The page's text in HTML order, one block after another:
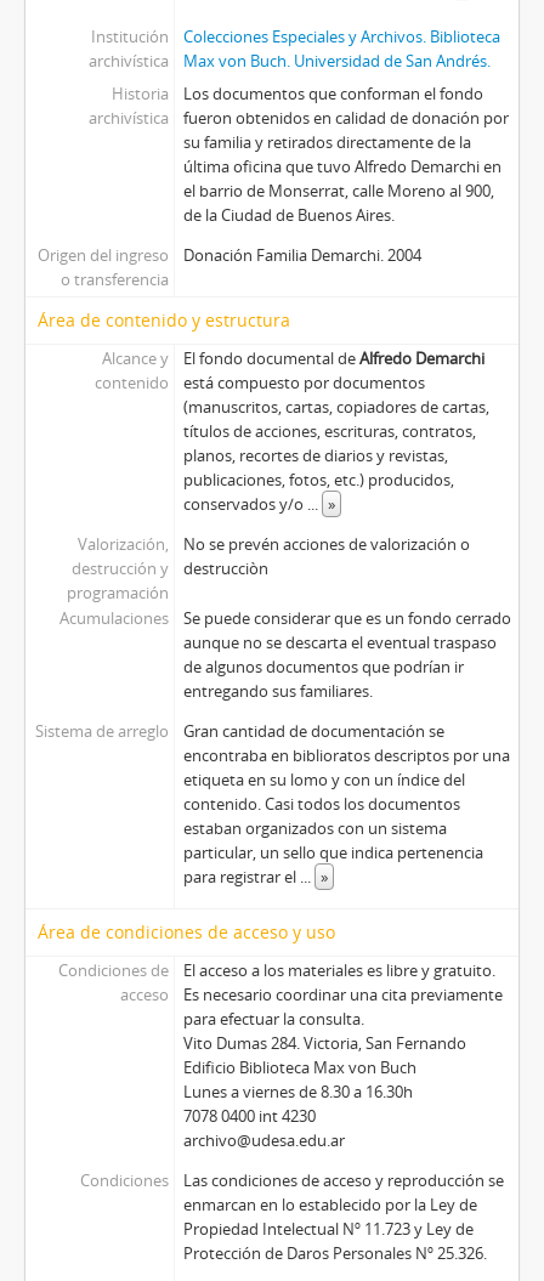
Institución
archivística
Colecciones Especiales y Archivos. Biblioteca
Max von Buch. Universidad de San Andrés.
Historia
archivística
Los documentos que conforman el fondo
fueron obtenidos en calidad de donación por
su familia y retirados directamente de la
última oficina que tuvo Alfredo Demarchi en
el barrio de Monserrat, calle Moreno al 900,
de la Ciudad de Buenos Aires.
Origen del ingreso
o transferencia
Donación Familia Demarchi. 2004
Área de contenido y estructura
Alcance y
contenido
El fondo documental deAlfredo Demarchi
está compuesto por documentos
(manuscritos, cartas, copiadores de cartas,
títulos de acciones, escrituras, contratos,
planos, recortes de diarios y revistas,
publicaciones, fotos, etc.) producidos,
conservados y/o ... »
Valorización,
destrucción y
programación
No se prevén acciones de valorización o
destrucciòn
Acumulaciones
Se puede considerar que es un fondo cerrado
aunque no se descarta el eventual traspaso
de algunos documentos que podrían ir
entregando sus familiares.
Sistema de arreglo
Gran cantidad de documentación se
encontraba en biblioratos descriptos por una
etiqueta en su lomo y con un índice del
contenido. Casi todos los documentos
estaban organizados con un sistema
particular, un sello que indica pertenencia
para registrar el ... »
Área de condiciones de acceso y uso
Condiciones de
acceso
El acceso a los materiales es libre y gratuito.
Es necesario coordinar una cita previamente
para efectuar la consulta.
Vito Dumas 284. Victoria, San Fernando
Edificio Biblioteca Max von Buch
Lunes a viernes de 8.30 a 16.30h
7078 0400 int 4230
archivo@udesa.edu.ar
Condiciones
Las condiciones de acceso y reproducción se
enmarcan en lo establecido por la Ley de
Propiedad Intelectual Nº 11.723 y Ley de
Protección de Daros Personales Nº 25.326.